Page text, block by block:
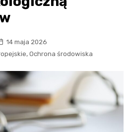
14 maja 2026
, Ochrona środowiska